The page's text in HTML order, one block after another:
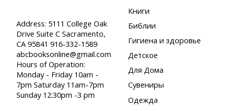
Address: 5111 College Oak
Drive Suite C Sacramento,
CA 95841 916-332-1589
abcbooksonline@gmail.com
Hours of Operation:
Monday - Friday 10am -
7pm Saturday 11am-7pm
Sunday 12:30pm -3 pm
Книги
Библии
Гигиена и здоровье
Детское
Для Дома
Сувениры
Одежда